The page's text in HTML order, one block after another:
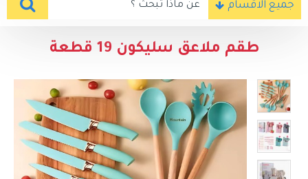
جميع الاقسام
طقم ملاعق سليكون 19 قطعة